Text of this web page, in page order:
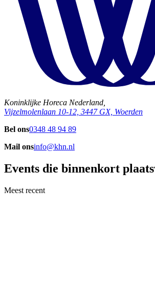
Koninklijke Horeca Nederland,
Vijzelmolenlaan 10-12, 3447 GX, Woerden
Bel ons0348 48 94 89
Mail onsinfo@khn.nl
Events die binnenkort
Meest recent